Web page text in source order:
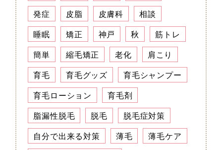
発症
皮脂 皮膚科
相談
睡眠
矯正 神戸 秋
筋トレ
簡単
縮毛矯正 老化
肩こり
育毛
育毛グッズ
育毛シャンプー
育毛ローション
育毛剤
脂漏性脱毛
脱毛
脱毛症対策
自分で出来る対策
薄毛
薄毛ケア